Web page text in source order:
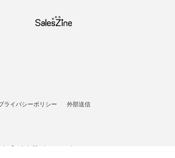
ライバシーポリシー 外部送信
Co., Ltd. All rights reserved. ver.1.5